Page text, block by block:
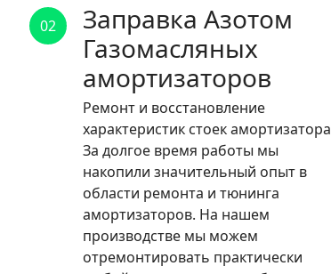
02
Заправка Азотом
Газомасляных
амортизаторов
Ремонт и восстановление
характеристик стоек амортизатора
За долгое время работы мы
накопили значительный опыт в
области ремонта и тюнинга
амортизаторов. На нашем
производстве мы можем
отремонтировать практически